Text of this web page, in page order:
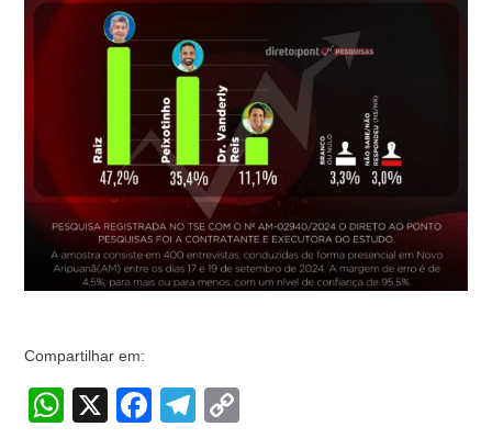
Peixotinho (PP) com 37,8% e …
Compartilhar em:
W
X
F
T